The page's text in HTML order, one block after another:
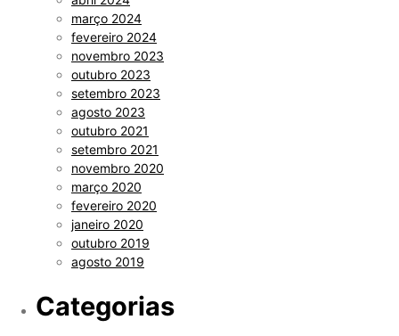
março 2024
fevereiro 2024
novembro 2023
outubro 2023
setembro 2023
agosto 2023
outubro 2021
setembro 2021
novembro 2020
março 2020
fevereiro 2020
janeiro 2020
outubro 2019
agosto 2019
Categorias